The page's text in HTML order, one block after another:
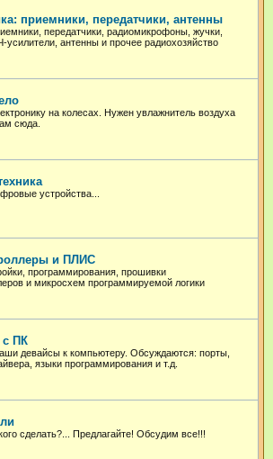
приемники, передатчики, антенны
передатчики, радиомикрофоны, жучки,
усилители, антенны и прочее радиохозяйство
на колесах. Нужен увлажнитель воздуха
сюда.
устройства...
и ПЛИС
программирования, прошивки
и микросхем программируемой логики
с ПК
девайсы к компьютеру. Обсуждаются: порты,
языки программирования и т.д.
сделать?... Предлагайте! Обсудим все!!!